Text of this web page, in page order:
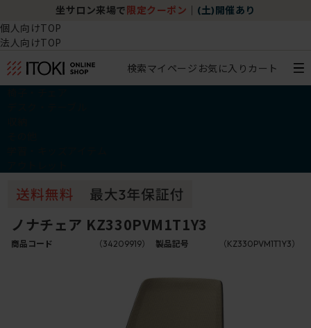
坐サロン来場で 限定クーポン (土)開催あり
個人向けTOP
法人向けTOP
検索マイページ お気に入り カート
ノナチェア KZ330PVM1T1Y3
商品コード （34209919） 製品記号 （KZ330PVM1T1Y3）